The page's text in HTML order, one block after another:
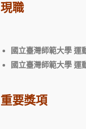
現職
國立臺灣師範大學 運
國立臺灣師範大學 運
重要獎項